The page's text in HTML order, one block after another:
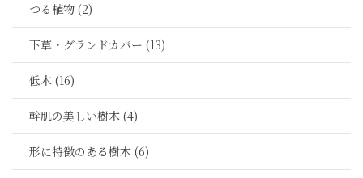
つる植物 (2)
下草・グランドカバー (13)
低木 (16)
幹肌の美しい樹木 (4)
形に特徴のある樹木 (6)